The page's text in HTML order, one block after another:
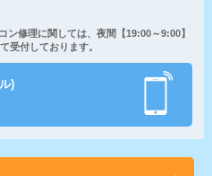
修理に関しては、夜間【19:00～9:00】
受付しております。
)